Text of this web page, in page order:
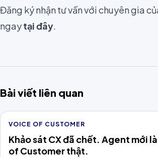
Đăng ký nhận tư vấn với chuyên gia
ngaytại đây.
Bài viết liên quan
VOICE OF CUSTOMER
Khảo sát CX đã chết. Agent mới
of Customer thật.